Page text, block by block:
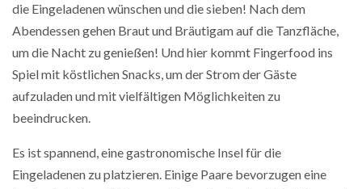
die Eingeladenen wünschen und die sieben! Nach dem
Abendessen gehen Braut und Bräutigam auf die Tanzfläche,
um die Nacht zu genießen! Und hier kommt Fingerfood ins
Spiel mit köstlichen Snacks, um der Strom der Gäste
aufzuladen und mit vielfältigen Möglichkeiten zu
beeindrucken.
Es ist spannend, eine gastronomische Insel für die
Eingeladenen zu platzieren. Einige Paare bevorzugen eine